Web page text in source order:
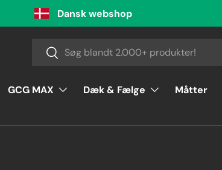
Dansk webshop
Søg
GCG MAX Dæk & Fælge Måtter